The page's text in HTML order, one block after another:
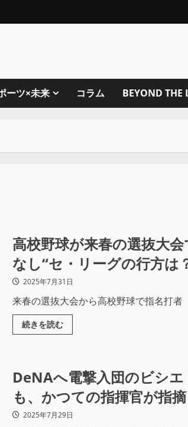
ーツ×未来 コラム BEYOND THE
高校野球が来春の選抜大
なし“セ・リーグの行方は
2025年7月31日
来春の選抜大会から高校野球で指名打者
続きを読む
DeNAへ電撃入団のビシ
も、かつての指揮官が指
2025年7月29日